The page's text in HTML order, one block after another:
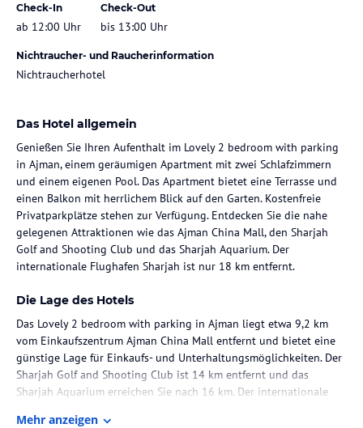
Check-In
ab 12:00 Uhr
Check-Out
bis 13:00 Uhr
Nichtraucher- und Raucherinformation
Nichtraucherhotel
Das Hotel allgemein
Genießen Sie Ihren Aufenthalt im Lovely 2 bedroom with parking
in Ajman, einem geräumigen Apartment mit zwei Schlafzimmern
und einem eigenen Pool. Das Apartment bietet eine Terrasse und
einen Balkon mit herrlichem Blick auf den Garten. Kostenfreie
Privatparkplätze stehen zur Verfügung. Entdecken Sie die nahe
gelegenen Attraktionen wie das Ajman China Mall, den Sharjah
Golf and Shooting Club und das Sharjah Aquarium. Der
internationale Flughafen Sharjah ist nur 18 km entfernt.
Die Lage des Hotels
Das Lovely 2 bedroom with parking in Ajman liegt etwa 9,2 km
vom Einkaufszentrum Ajman China Mall entfernt und bietet eine
günstige Lage für Einkaufs- und Unterhaltungsmöglichkeiten. Der
Sharjah Golf and Shooting Club ist 14 km entfernt und das
Sharjah Aquarium erreichen Sie nach 16 km. Der internationale
Mehr anzeigen